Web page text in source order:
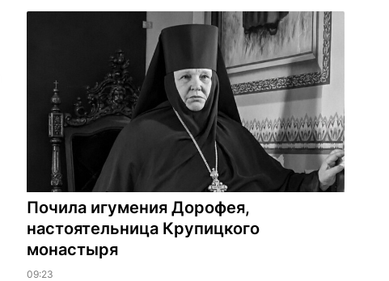
Почила игумения Дорофея,
настоятельница Крупицкого
монастыря
09:23